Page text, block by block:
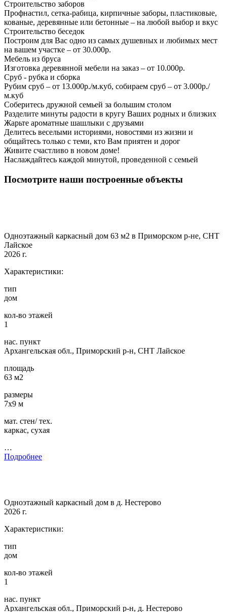
Строительство заборов
Профнастил, сетка-рабица, кирпичные заборы, пластиковые,
кованые, деревянные или бетонные – на любой выбор и вкус
Строительство беседок
Построим для Вас одно из самых душевных и любимых мест
на вашем участке – от 30.000р.
Мебель из бруса
Изготовка деревянной мебели на заказ – от 10.000р.
Сруб - рубка и сборка
Рубим сруб – от 13.000р./м.куб, собираем сруб – от 3.000р./
м.куб
Соберитесь дружной семьей за большим столом
Разделите минуты радости в кругу Ваших родных и близких
Жарьте ароматные шашлыки с друзьями
Делитесь веселыми историями, новостями из жизни и
общайтесь только с теми, кто Вам приятен и дорог
Живите счастливо в новом доме!
Наслаждайтесь каждой минутой, проведенной с семьей
Посмотрите наши построенные объекты
Одноэтажный каркасный дом 63 м2 в Приморском р-не, СНТ
Лайское
2026 г.
Характеристики:
тип
дом
кол-во этажей
1
нас. пункт
Архангельская обл., Приморский р-н, СНТ Лайское
площадь
63 м2
размеры
7х9 м
мат. стен/ тех.
каркас, сухая
…
Подробнее
Одноэтажный каркасный дом в д. Нестерово
2026 г.
Характеристики:
тип
дом
кол-во этажей
1
нас. пункт
Архангельская обл., Приморский р-н, д. Нестерово